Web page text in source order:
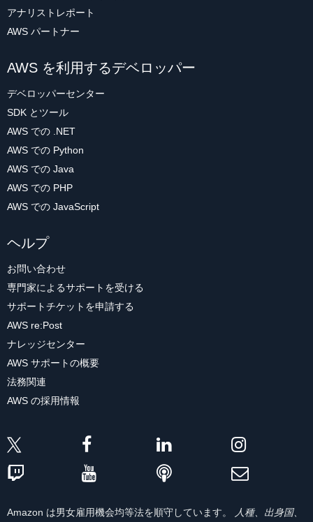
アナリストレポート
AWS パートナー
AWS を利用するデベロッパー
デベロッパーセンター
SDK とツール
AWS での .NET
AWS での Python
AWS での Java
AWS での PHP
AWS での JavaScript
ヘルプ
お問い合わせ
専門家によるサポートを受ける
サポートチケットを申請する
AWS re:Post
ナレッジセンター
AWS サポートの概要
法務関連
AWS の採用情報
Amazon は男女雇用機会均等法を順守しています。
人種、出身国、